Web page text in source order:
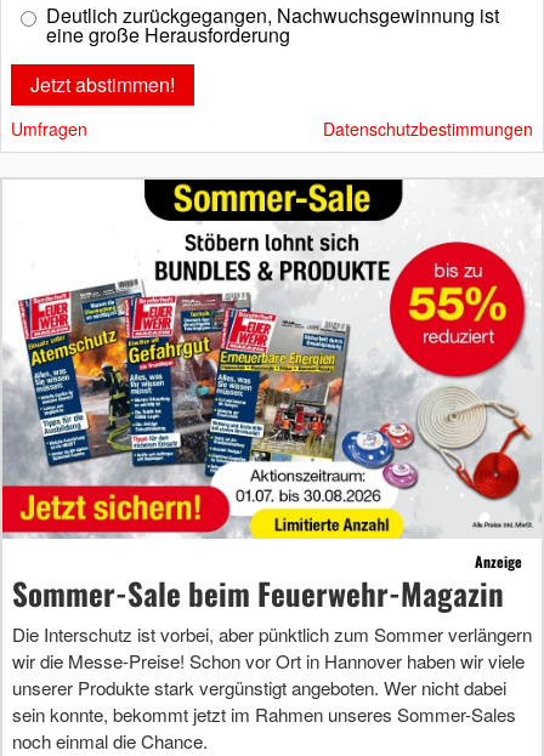
Deutlich zurückgegangen, Nachwuchsgewinnung ist
eine große Herausforderung
Umfragen Datenschutzbestimmungen
Anzeige
Sommer-Sale beim Feuerwehr-Magazin
Die Interschutz ist vorbei, aber pünktlich zum Sommer verlängern
wir die Messe-Preise! Schon vor Ort in Hannover haben wir viele
unserer Produkte stark vergünstigt angeboten. Wer nicht dabei
sein konnte, bekommt jetzt im Rahmen unseres Sommer-Sales
noch einmal die Chance.